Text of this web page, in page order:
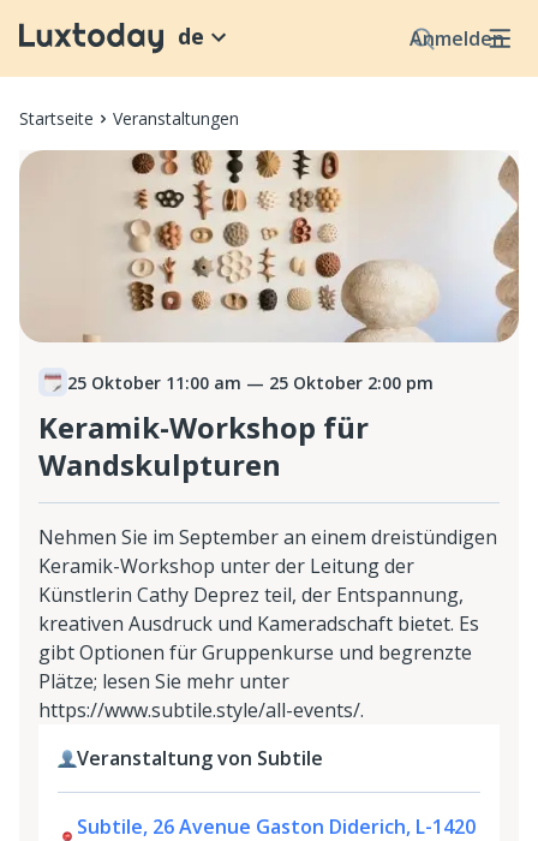
Anmelden
de
Startseite Veranstaltungen
25 Oktober 11:00 am — 25 Oktober 2:00 pm
Keramik-Workshop für
Wandskulpturen
Nehmen Sie im September an einem dreistündigen
Keramik-Workshop unter der Leitung der
Künstlerin Cathy Deprez teil, der Entspannung,
kreativen Ausdruck und Kameradschaft bietet. Es
gibt Optionen für Gruppenkurse und begrenzte
Plätze; lesen Sie mehr unter
https://www.subtile.style/all-events/.
Veranstaltung von Subtile
Subtile, 26 Avenue Gaston Diderich, L-1420